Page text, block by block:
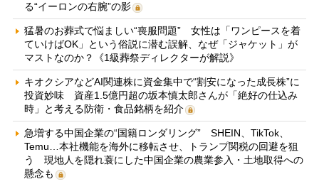
る“イーロンの右腕”の影
猛暑のお葬式で悩ましい“喪服問題” 女性は「ワンピースを着
ていけばOK」という俗説に潜む誤解、なぜ「ジャケット」が
マストなのか？《1級葬祭ディレクターが解説》
キオクシアなどAI関連株に資金集中で“割安になった成長株”に
投資妙味 資産1.5億円超の坂本慎太郎さんが「絶好の仕込み
時」と考える防衛・食品銘柄を紹介
急増する中国企業の“国籍ロンダリング” SHEIN、TikTok、
Temu…本社機能を海外に移転させ、トランプ関税の回避を狙
う 現地人を隠れ蓑にした中国企業の農業参入・土地取得への
懸念も